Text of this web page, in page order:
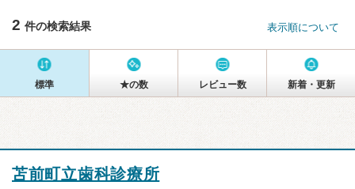
2 件の検索結果 表示順について
標準 ★の数 レビュー数 新着・更新
苫前町立歯科診療所